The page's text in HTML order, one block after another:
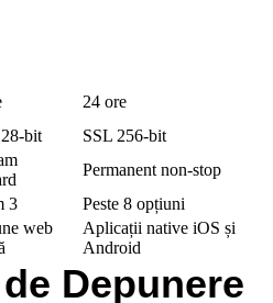
24 ore
bit
SSL 256-bit
Permanent non-stop
3
Peste 8 opțiuni
web
Aplicații native iOS și
Android
Depunere